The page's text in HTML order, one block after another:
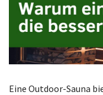
Eine Outdoor-Sauna